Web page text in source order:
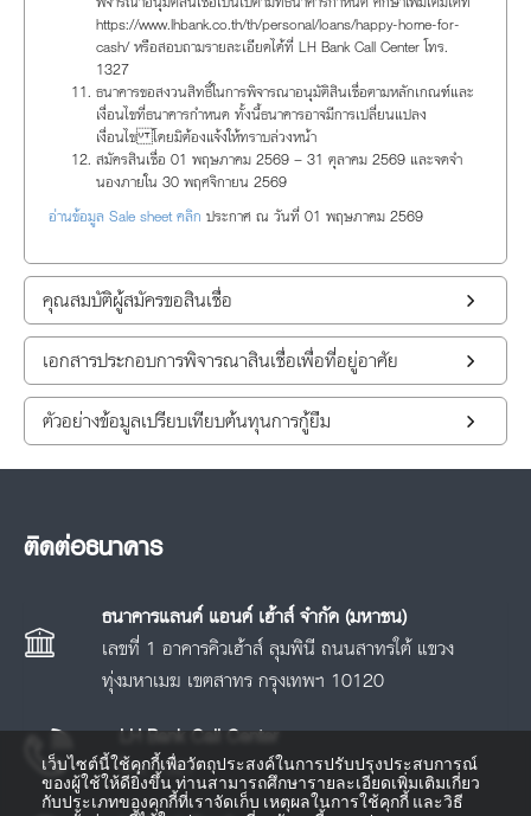
https://www.lhbank.co.th/th/personal/loans/happy-home-for-
cash/ หรือสอบถามรายละเอียดได้ที่ LH Bank Call Center โทร.
1327
ธนาคารขอสงวนสิทธิ์ในการพิจารณาอนุมัติสินเชื่อตามหลักเกณฑ์และ
เงื่อนไขที่ธนาคารกำหนด ทั้งนี้ธนาคารอาจมีการเปลี่ยนแปลง
เงื่อนไข โดยมิต้องแจ้งให้ทราบล่วงหน้า
สมัครสินเชื่อ 01 พฤษภาคม 2569 – 31 ตุลาคม 2569 และจดจำ
นองภายใน 30 พฤศจิกายน 2569
อ่านข้อมูล Sale sheet คลิก ประกาศ ณ วันที่ 01 พฤษภาคม 2569
คุณสมบัติผู้สมัครขอสินเชื่อ
เอกสารประกอบการพิจารณาสินเชื่อเพื่อที่อยู่อาศัย
ตัวอย่างข้อมูลเปรียบเทียบต้นทุนการกู้ยืม
ติดต่อธนาคาร
ธนาคารแลนด์ แอนด์ เฮ้าส์ จำกัด (มหาชน)
เลขที่ 1 อาคารคิวเฮ้าส์ ลุมพินี ถนนสาทรใต้ แขวง
ทุ่งมหาเมฆ เขตสาทร กรุงเทพฯ 10120
LH Bank Call Center
โทร.1327
เว็บไซต์นี้ใช้คุกกี้เพื่อวัตถุประสงค์ในการปรับปรุงประสบการณ์
ของผู้ใช้ให้ดียิ่งขึ้น ท่านสามารถศึกษารายละเอียดเพิ่มเติมเกี่ยว
กับประเภทของคุกกี้ที่เราจัดเก็บ เหตุผลในการใช้คุกกี้ และวิธี